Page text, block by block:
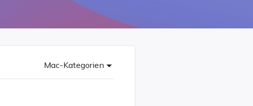
Mac-Kategorien